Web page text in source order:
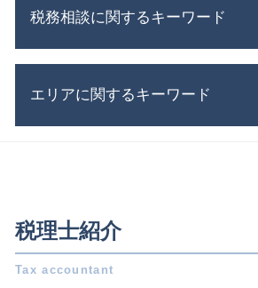
公開 買い付け とは
相続 必要書類
抵当権設定 登記
株式 譲渡 制限 会社
遺留分減殺請求権 とは
連帯保証人 相続
株式会社 設立費用
資金調達 方法
合同会社設立 必要書類
会社設立 必要書類
株式会社 設立 条件
会社設立 補助金
合同会社 資本金
税務相談に関するキーワード
税務調査 何を調べる 個人事業主
会社 税金
税務調査 法人
税務調査 期間
エリアに関するキーワード
税務相談 三重県 相談
事業承継 名古屋市 相談
税務相談 名古屋市 相談
税理士紹介